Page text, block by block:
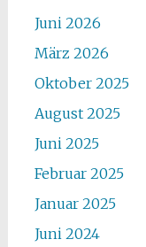
Juni 2026
März 2026
Oktober 2025
August 2025
Juni 2025
Februar 2025
Januar 2025
Juni 2024